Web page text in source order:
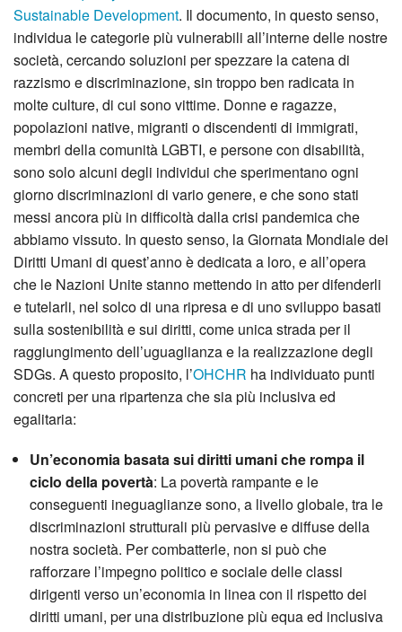
Sustainable Development. Il documento, in questo senso,
individua le categorie più vulnerabili all’interne delle nostre
società, cercando soluzioni per spezzare la catena di
razzismo e discriminazione, sin troppo ben radicata in
molte culture, di cui sono vittime. Donne e ragazze,
popolazioni native, migranti o discendenti di immigrati,
membri della comunità LGBTI, e persone con disabilità,
sono solo alcuni degli individui che sperimentano ogni
giorno discriminazioni di vario genere, e che sono stati
messi ancora più in difficoltà dalla crisi pandemica che
abbiamo vissuto. In questo senso, la Giornata Mondiale dei
Diritti Umani di quest’anno è dedicata a loro, e all’opera
che le Nazioni Unite stanno mettendo in atto per difenderli
e tutelarli, nel solco di una ripresa e di uno sviluppo basati
sulla sostenibilità e sui diritti, come unica strada per il
raggiungimento dell’uguaglianza e la realizzazione degli
SDGs. A questo proposito, l’OHCHR ha individuato punti
concreti per una ripartenza che sia più inclusiva ed
egalitaria:
Un’economia basata sui diritti umani che rompa il
ciclo della povertà: La povertà rampante e le
conseguenti ineguaglianze sono, a livello globale, tra le
discriminazioni strutturali più pervasive e diffuse della
nostra società. Per combatterle, non si può che
rafforzare l’impegno politico e sociale delle classi
dirigenti verso un’economia in linea con il rispetto dei
diritti umani, per una distribuzione più equa ed inclusiva